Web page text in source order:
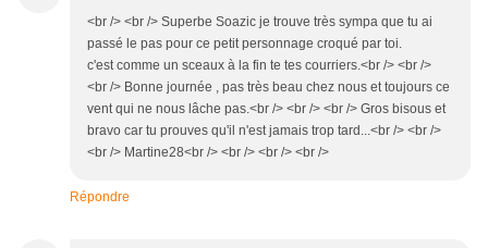
<br /> <br /> Superbe Soazic je trouve très sympa que tu ai
passé le pas pour ce petit personnage croqué par toi.
c'est comme un sceaux à la fin te tes courriers.<br /> <br />
<br /> Bonne journée , pas très beau chez nous et toujours ce
vent qui ne nous lâche pas.<br /> <br /> <br /> Gros bisous et
bravo car tu prouves qu'il n'est jamais trop tard...<br /> <br />
<br /> Martine28<br /> <br /> <br /> <br />
Répondre